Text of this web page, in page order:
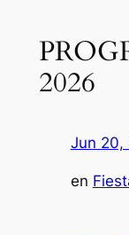
2026
Jun 20,
en